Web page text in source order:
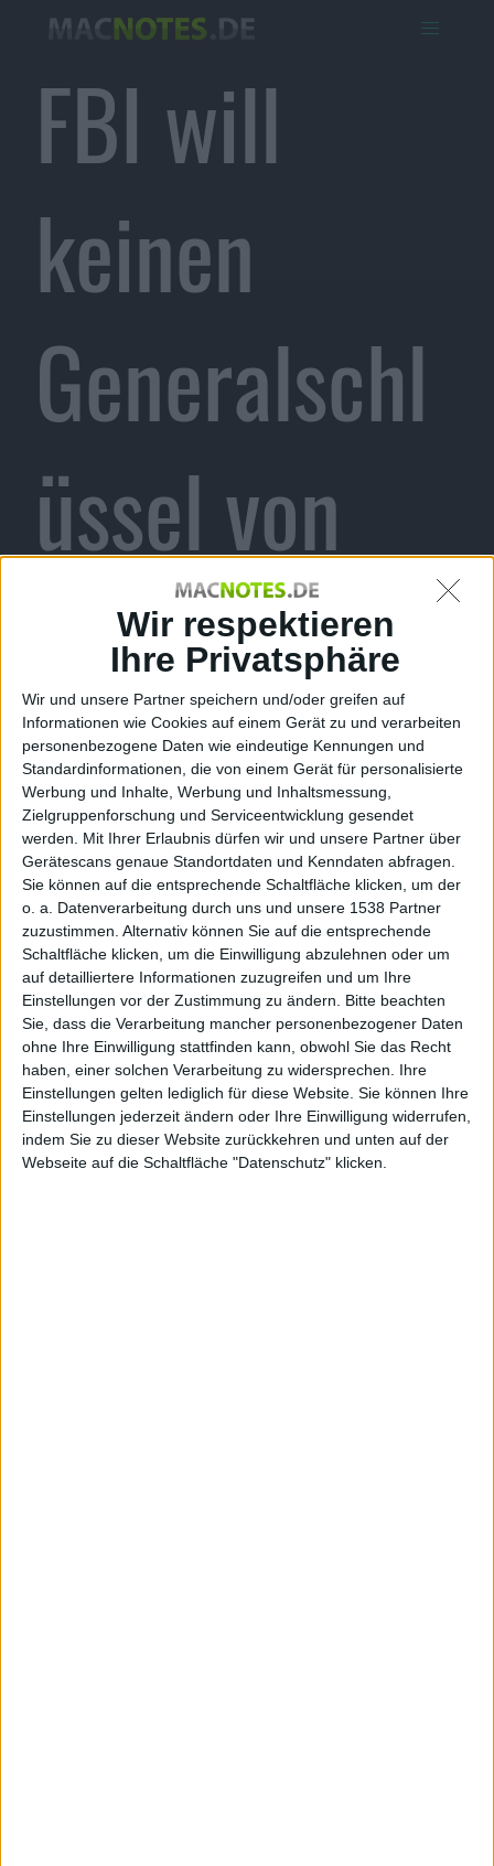
Wir respektieren
Ihre Privatsphäre
Wir und unsere Partner speichern und/oder greifen auf
Informationen wie Cookies auf einem Gerät zu und verarbeiten
personenbezogene Daten wie eindeutige Kennungen und
Standardinformationen, die von einem Gerät für personalisierte
Werbung und Inhalte, Werbung und Inhaltsmessung,
Zielgruppenforschung und Serviceentwicklung gesendet
werden. Mit Ihrer Erlaubnis dürfen wir und unsere Partner über
Gerätescans genaue Standortdaten und Kenndaten abfragen.
Sie können auf die entsprechende Schaltfläche klicken, um der
o. a. Datenverarbeitung durch uns und unsere 1538 Partner
zuzustimmen. Alternativ können Sie auf die entsprechende
Schaltfläche klicken, um die Einwilligung abzulehnen oder um
auf detailliertere Informationen zuzugreifen und um Ihre
Einstellungen vor der Zustimmung zu ändern. Bitte beachten
Sie, dass die Verarbeitung mancher personenbezogener Daten
ohne Ihre Einwilligung stattfinden kann, obwohl Sie das Recht
haben, einer solchen Verarbeitung zu widersprechen. Ihre
Einstellungen gelten lediglich für diese Website. Sie können Ihre
Einstellungen jederzeit ändern oder Ihre Einwilligung widerrufen,
indem Sie zu dieser Website zurückkehren und unten auf der
Webseite auf die Schaltfläche "Datenschutz" klicken.
FBI will
keinen
Generalschl
üssel von
Apple
Alexander Trust, den 22. Februar 2016
iOS 7.1.1
jailbroken auf
iPhone 5c, Foto:
i0n1c
Das FBI möchte vonApplekeinen
Generalschlüssel füriOS. Dies
betonte der FBI-Direktor James
Comey in einer öffentlichen
Stellungnahme.
Die Angelegenheit sei relativ
eingeschränkt. DeriPhone-
Hersteller solle nur dafür sorgen,
dass dasiPhonedes Verdächtigen
Terroristen, der für das Massaker in
San Bernadino verantwortlich ist, nicht die Daten
darauf löscht, wenn man versucht, das Passwort zu
erraten. Das FBI kann so keine Brute-Force-Methodik
anwenden. Laut Comey seinicht die Rede davon, einer
Hintertür iniOSeinzubauen.